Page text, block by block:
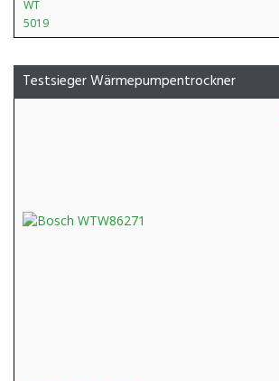
Testsieger Wärmepumpentrockner